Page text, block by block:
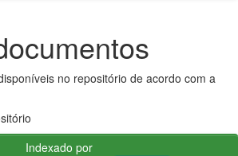
no repositório de acordo com a
Indexado por